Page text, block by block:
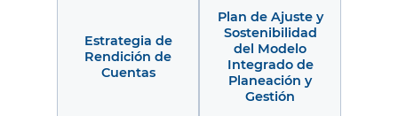
Estrategia de
Rendición de
Cuentas
Plan de Ajuste y
Sostenibilidad
del Modelo
Integrado de
Planeación y
Gestión